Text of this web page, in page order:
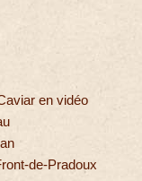
en vidéo
de-Pradoux